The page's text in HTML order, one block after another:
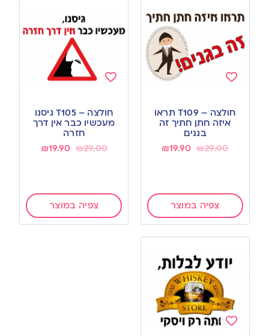
to
wishlist
חולצה – T109 תראו
איזה חתן חתיך זה
בגנים
₪29.00
₪19.90
צפיה במוצר
to
wishlist
חולצה – T105 גיסנו
מעכשיו כבר אין דרך
חזרה
₪29.00
₪19.90
צפיה במוצר